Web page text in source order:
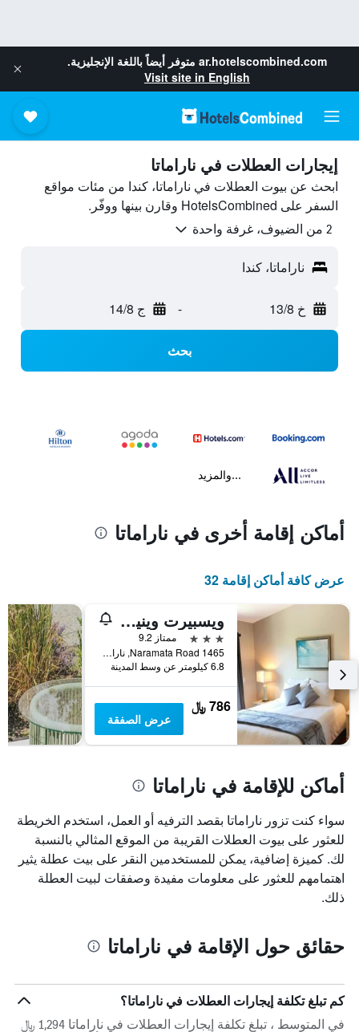
ar.hotelscombined.com متوفر أيضاً باللغة الإنجليزية.
Visit site in English
إيجارات العطلات في ناراماتا
ابحث عن بيوت العطلات في ناراماتا، كندا من مئات مواقع
السفر على HotelsCombined وقارن بينها ووفّر.
2 من الضيوف، غرفة واحدة
ناراماتا، كندا
خ 13/8 - ج 14/8
بحث
...والمزيد
أماكن إقامة أخرى في ناراماتا
عرض كافة أماكن إقامة 32
ويسبيرت وينيري آند جيست سويتس
3 نجوم
ممتاز 9.2
1465 Naramata Road, ناراماتا, BC, كندا
6.8 كيلومتر عن وسط المدينة
786 ﷼
عرض الصفقة
أماكن للإقامة في ناراماتا
سواء كنت تزور ناراماتا بقصد الترفيه أو العمل، استخدم الخريطة
للعثور على بيوت العطلات القريبة من الموقع المثالي بالنسبة
لك. كميزة إضافية، يمكن للمستخدمين النقر على بيت عطلة يثير
اهتمامهم للعثور على معلومات مفيدة وصفقات لبيت العطلة
ذلك.
حقائق حول الإقامة في ناراماتا
كم تبلغ تكلفة إيجارات العطلات في ناراماتا؟
في المتوسط ، تبلغ تكلفة إيجارات العطلات في ناراماتا 1,294 ﷼